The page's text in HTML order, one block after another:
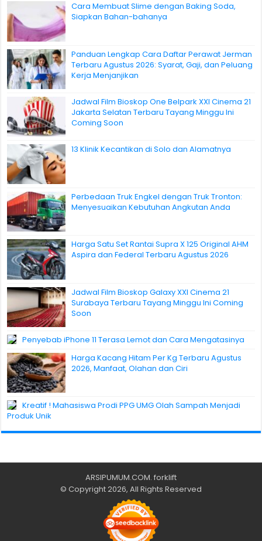
Cara Membuat Slime dengan Baking Soda,
Siapkan Bahan-bahanya
Panduan Lengkap Cara Daftar Perawat Jerman
Terbaru Agustus 2026: Syarat, Gaji, dan Peluang
Kerja Menjanjikan
Jadwal Film Bioskop One Belpark XXI Cinema 21
Jakarta Selatan Terbaru Tayang Minggu Ini
Coming Soon
13 Klinik Kecantikan di Solo dan Alamatnya
Perbedaan Truk Engkel dengan Truk Tronton:
Menyesuaikan Kebutuhan Angkutan Anda
Harga Satu Set Rantai Supra X 125 Original AHM
Aspira dan Federal Terbaru Agustus 2026
Jadwal Film Bioskop Galaxy XXI Cinema 21
Surabaya Terbaru Tayang Minggu Ini Coming
Soon
Penyebab iPhone 11 Terasa Lemot dan Cara Mengatasinya
Harga Kacang Hitam Per Kg Terbaru Agustus
2026, Manfaat, Olahan dan Ciri
Kreatif ! Mahasiswa Prodi PPG UMG Olah Sampah Menjadi
Produk Unik
ARSIPUMUM.COM. forklift
© Copyright 2026, All Rights Reserved